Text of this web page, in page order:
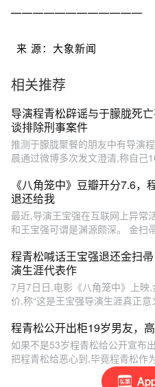
————————————
来 源：大象新闻
相关推荐
导演程青松辟谣与于朦胧死
谈排除刑事案件
推测于朦胧聚餐的朋友中有导演
晨通过微博多次发文澄清,称自己
《八角笼中》豆瓣开分7.6
退还给我
最近,导演王宝强在互联网上异常
和王宝强可谓是渊源颇深。 金扫
程青松喊话王宝强退还金扫
演生涯代表作
7月7日日,电影《八角笼中》上映
价,称“这是王宝强导演生涯真正意
程青松公开出柜19岁男友，
如果不是53岁程青松给公开宣布
把程青松给恶心到,毕竟程青松作